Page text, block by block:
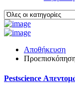
Αποθήκευση
Pestscience